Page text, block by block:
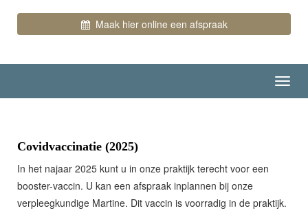
Maak hier online een afspraak
Covidvaccinatie (2025)
In het najaar 2025 kunt u in onze praktijk terecht voor een
booster-vaccin. U kan een afspraak inplannen bij onze
verpleegkundige Martine. Dit vaccin is voorradig in de praktijk.